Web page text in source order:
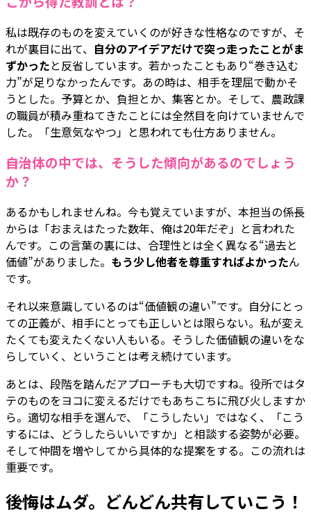
私は既存のものを変えていくのが好きな性格なのですが、そ
れが裏目に出て、 自分のアイデアだけで突っ走ったことがま
ずかったと反省しています。若かったこともあり“巻き込む
力”が足りなかったんです。あの時は、相手を理屈で動かそ
うとした。予算とか、負担とか、集客とか。そして、農政課
の職員が積み重ねてきたことには全然目を向けていませんで
した。「生意気なやつ」と思われても仕方ありません。
――自治体の中では、そうした傾向があるのでしょう
か？
あるかもしれませんね。今も覚えていますが、本担当の係長
からは「おまえはたった数年、俺は20年だぞ」と言われた
んです。この言葉の裏には、合理性とは全く異なる“過去と
価値”がありました。 もう少し他者を尊重すればよかったん
です。
それ以来意識しているのは“価値観の違い”です。自分にとっ
ての正義が、相手にとっても正しいとは限らない。私が変え
たくても変えたくない人もいる。そうした価値観の違いをな
らしていく、ということは考え続けています。
あとは、段階を踏んだアプローチも大切ですね。役所ではタ
テのものをヨコに変えるだけでもあちこちに飛び火しますか
ら。適切な相手を選んで、「こうしたい」ではなく、「こう
するには、どうしたらいいですか」と相談する姿勢が必要。
そして仲間を増やしてから具体的な提案をする。この流れは
重要です。
後悔はムダ。どんどん共有していこう！